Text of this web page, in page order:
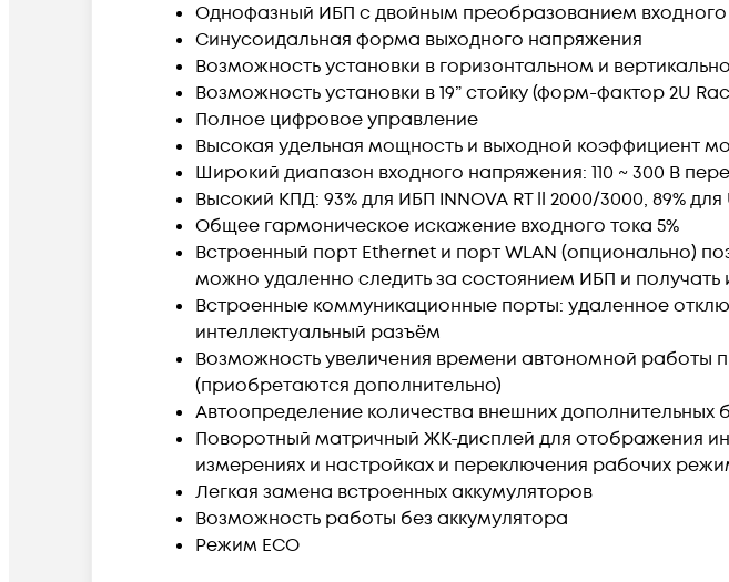
Однофазный ИБП с двойным преобразованием входного
Синусоидальная форма выходного напряжения
Возможность установки в горизонтальном и
Возможность установки в 19” стойку (форм-фактор 2U
Полное цифровое управление
Высокая удельная мощность и выходной коэффициент
Широкий диапазон входного напряжения: 110 ~ 300 В
Высокий КПД: 93% для ИБП INNOVA RT ll 2000/3000, 89% для
Общее гармоническое искажение входного тока 5%
Встроенный порт Ethernet и порт WLAN (опционально)
можно удаленно следить за состоянием ИБП и
Встроенные коммуникационные порты: удаленное
интеллектуальный разъём
Возможность увеличения времени автономной работы
(приобретаются дополнительно)
Автоопределение количества внешних дополнительных
Поворотный матричный ЖК-дисплей для отображения
измерениях и настройках и переключения рабочих
Легкая замена встроенных аккумуляторов
Возможность работы без аккумулятора
Режим ECO